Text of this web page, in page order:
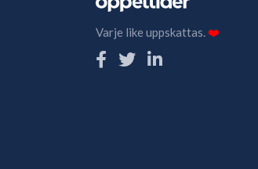
Varje like uppskattas.❤️